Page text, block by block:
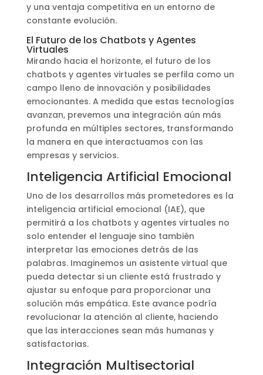
y una ventaja competitiva en un entorno de
constante evolución.
El Futuro de los Chatbots y Agentes
Virtuales
Mirando hacia el horizonte, el futuro de los
chatbots y agentes virtuales se perfila como un
campo lleno de innovación y posibilidades
emocionantes. A medida que estas tecnologías
avanzan, prevemos una integración aún más
profunda en múltiples sectores, transformando
la manera en que interactuamos con las
empresas y servicios.
Inteligencia Artificial Emocional
Uno de los desarrollos más prometedores es la
inteligencia artificial emocional (IAE), que
permitirá a los chatbots y agentes virtuales no
solo entender el lenguaje sino también
interpretar las emociones detrás de las
palabras. Imaginemos un asistente virtual que
pueda detectar si un cliente está frustrado y
ajustar su enfoque para proporcionar una
solución más empática. Este avance podría
revolucionar la atención al cliente, haciendo
que las interacciones sean más humanas y
satisfactorias.
Integración Multisectorial